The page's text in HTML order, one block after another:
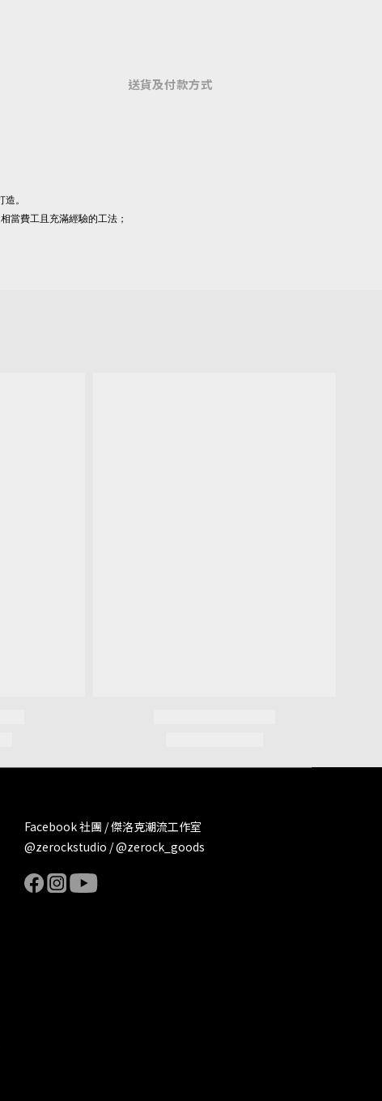
送貨及付款方式
。
當費工且充滿經驗的工法；
Facebook 社團 / 傑洛克潮流工作室
@zerockstudio / @zerock_goods